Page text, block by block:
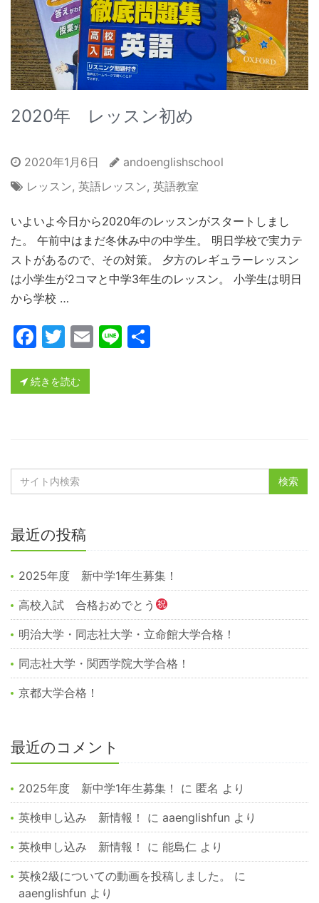
2020年 レッスン初め
2020年1月6日
andoenglishschool
レッスン, 英語レッスン, 英語教室
いよいよ今日から2020年のレッスンがスタートしまし
た。 午前中はまだ冬休み中の中学生。 明日学校で実力テ
ストがあるので、その対策。 夕方のレギュラーレッスン
は小学生が2コマと中学3年生のレッスン。 小学生は明日
から学校 …
Facebook
Twitter
Email
Line
続きを読む
最近の投稿
2025年度 新中学1年生募集！
高校入試 合格おめでとう
明治大学・同志社大学・立命館大学合格！
同志社大学・関西学院大学合格！
京都大学合格！
最近のコメント
2025年度 新中学1年生募集！ に 匿名 より
英検申し込み 新情報！ に aaenglishfun より
英検申し込み 新情報！ に能島仁 より
英検2級についての動画を投稿しました。
に
aaenglishfun より